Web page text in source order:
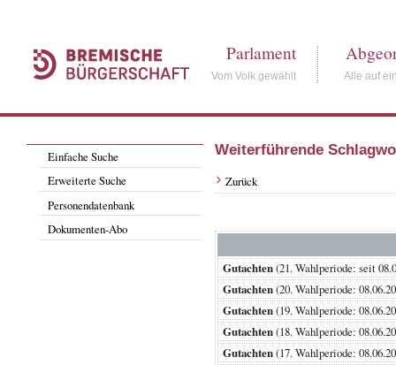
Parlament
Vom Volk gewählt Alle auf
Einfache Suche
Erweiterte Suche
Personendatenbank
Dokumenten-Abo
Weiterführende
Zurück
Gutachten(21. Wahlperiode: seit
Gutachten(20. Wahlperiode:
Gutachten(19. Wahlperiode:
Gutachten(18. Wahlperiode:
Gutachten(17. Wahlperiode: